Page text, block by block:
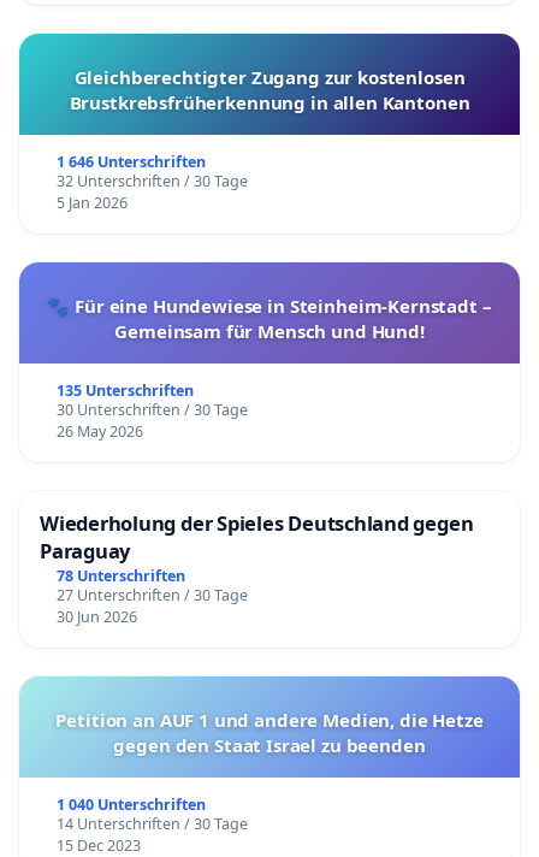
Gleichberechtigter Zugang zur kostenlosen
Brustkrebsfrüherkennung in allen Kantonen
1 646 Unterschriften
32 Unterschriften / 30 Tage
5 Jan 2026
🐾 Für eine Hundewiese in Steinheim-Kernstadt –
Gemeinsam für Mensch und Hund!
135 Unterschriften
30 Unterschriften / 30 Tage
26 May 2026
Wiederholung der Spieles Deutschland gegen
Paraguay
78 Unterschriften
27 Unterschriften / 30 Tage
30 Jun 2026
Petition an AUF 1 und andere Medien, die Hetze
gegen den Staat Israel zu beenden
1 040 Unterschriften
14 Unterschriften / 30 Tage
15 Dec 2023